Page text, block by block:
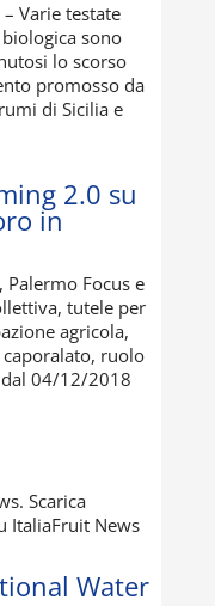
Varie testate
sono
lo scorso
promosso da
di Sicilia e
2.0 su
in
Palermo Focus e
tutele per
agricola,
ruolo
04/12/2018
Scarica
ItaliaFruit News
Water